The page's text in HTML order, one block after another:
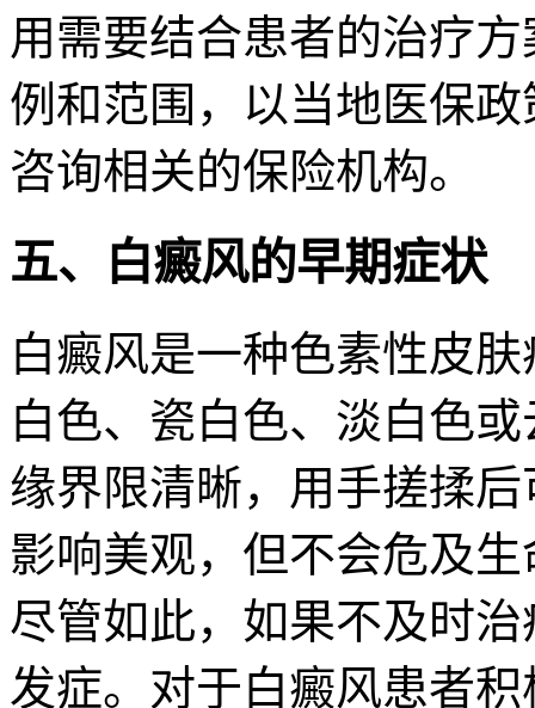
用需要结合患者的治疗
例和范围，以当地医保
咨询相关的保险机构。
五、白癜风的早期症状
白癜风是一种色素性皮
白色、瓷白色、淡白色
缘界限清晰，用手搓揉
影响美观，但不会危及
尽管如此，如果不及时
发症。对于白癜风患者